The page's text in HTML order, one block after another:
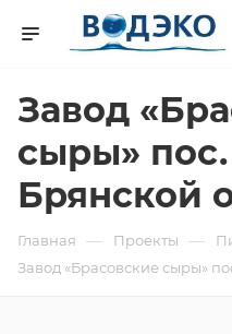
Завод
сыры»
Брянской
Главная — Проекты —
Завод «Брасовские сыры»